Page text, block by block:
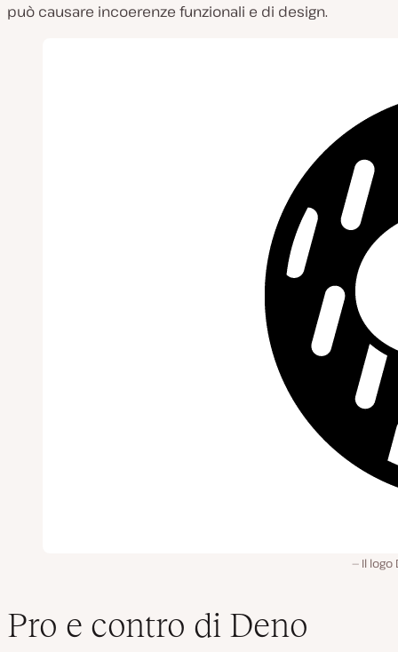
può causare incoerenze funzionali e di design.
Il logo
Pro e contro di Deno